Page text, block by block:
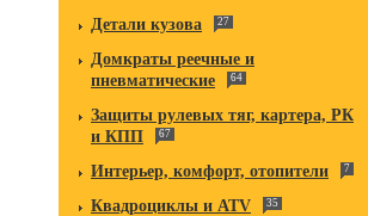
Детали кузова 27
Домкраты реечные и
пневматические
64
Защиты рулевых тяг, картера, РК
и КПП
67
Интерьер, комфорт, отопители 7
Квадроциклы и ATV 35